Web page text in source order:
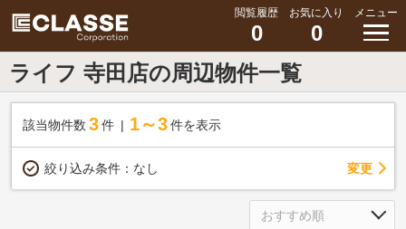
閲覧履歴
0
お気に入り
0
メニュー
ライフ 寺田店の周辺物件一覧
該当物件数 3件 1～3 件を表示
絞り込み条件： なし 変更